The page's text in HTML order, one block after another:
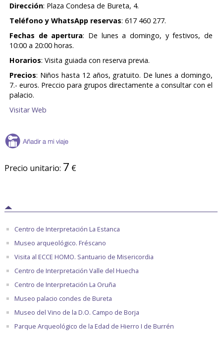
Dirección: Plaza Condesa de Bureta, 4.
Teléfono y WhatsApp reservas: 617 460 277.
Fechas de apertura: De lunes a domingo, y festivos, de
10:00 a 20:00 horas.
Horarios: Visita guiada con reserva previa.
Precios: Niños hasta 12 años, gratuito. De lunes a domingo,
7.- euros. Preccio para grupos directamente a consultar con el
palacio.
Visitar Web
Precio unitario: 7 €
Centro de Interpretación La Estanca
Museo arqueológico. Fréscano
Visita al ECCE HOMO. Santuario de Misericordia
Centro de Interpretación Valle del Huecha
Centro de Interpretación La Oruña
Museo palacio condes de Bureta
Museo del Vino de la D.O. Campo de Borja
Parque Arqueológico de la Edad de Hierro I de Burrén